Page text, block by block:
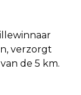
verzorgt
de 5 km.